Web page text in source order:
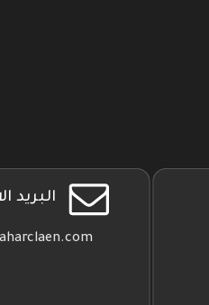
البريد